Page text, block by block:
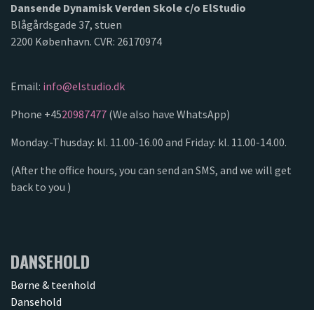
Dansende Dynamisk Verden Skole c/o ElStudio
Blågårdsgade 37, stuen
2200 København. CVR: 26170974
Email: info@elstudio.dk
Phone +4520987477 (We also have WhatsApp)
Monday.-Thusday: kl. 11.00-16.00 and Friday: kl. 11.00-14.00.
(After the office hours, you can send an SMS, and we will get
back to you )
DANSEHOLD
Børne & teenhold
Dansehold